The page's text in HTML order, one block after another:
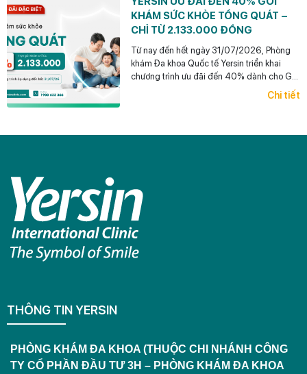
KHÁM SỨC KHỎE TỔNG QUÁT –
CHỈ TỪ 2.133.000 ĐỒNG
Từ nay đến hết ngày 31/07/2026, Phòng
khám Đa khoa Quốc tế Yersin triển khai
chương trình ưu đãi đến 40% dành cho Gói
Chi tiết
THÔNG TIN YERSIN
PHÒNG KHÁM ĐA KHOA (THUỘC CHI NHÁNH CÔNG
TY CỔ PHẦN ĐẦU TƯ 3H – PHÒNG KHÁM ĐA KHOA